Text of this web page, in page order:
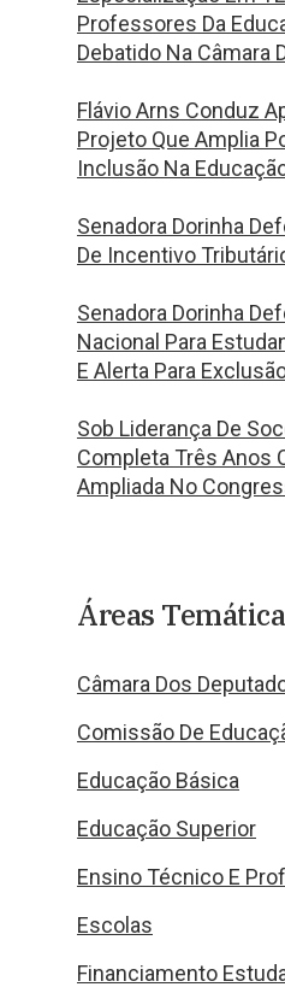
Professores Da
Debatido Na Câmara
Flávio Arns Conduz
Projeto Que Amplia
Inclusão Na
Senadora Dorinha
De Incentivo
Senadora Dorinha
Nacional Para
E Alerta Para
Sob Liderança De
Completa Três Anos
Ampliada No
Áreas
Câmara Dos
Comissão De
Educação Básica
Educação Superior
Ensino Técnico E
Escolas
Financiamento